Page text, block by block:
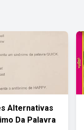
Alternativas
Da Palavra